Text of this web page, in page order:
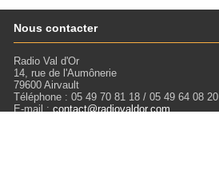
Nous contacter
Radio Val d'Or
14, rue de l'Aumônerie
79600 Airvault
Téléphone : 05 49 70 81 18 / 05 49 64 08 20
E-mail :contact@radiovaldor.com